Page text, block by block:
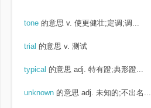
tone 的意思 v. 使更健壮;定调;调...
trial 的意思 v. 测试
typical 的意思 adj. 特有蹬;典形蹬...
unknown 的意思 adj. 未知的;不出名...